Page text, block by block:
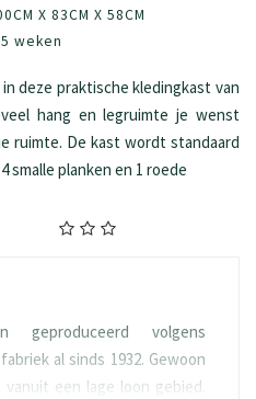
X 83CM X 58CM
weken
deze praktische kledingkast van
hang en legruimte je wenst
ruimte. De kast wordt standaard
planken en 1 roede
geproduceerd volgens
al sinds 1932. Gewoon
een lage loon gebied.